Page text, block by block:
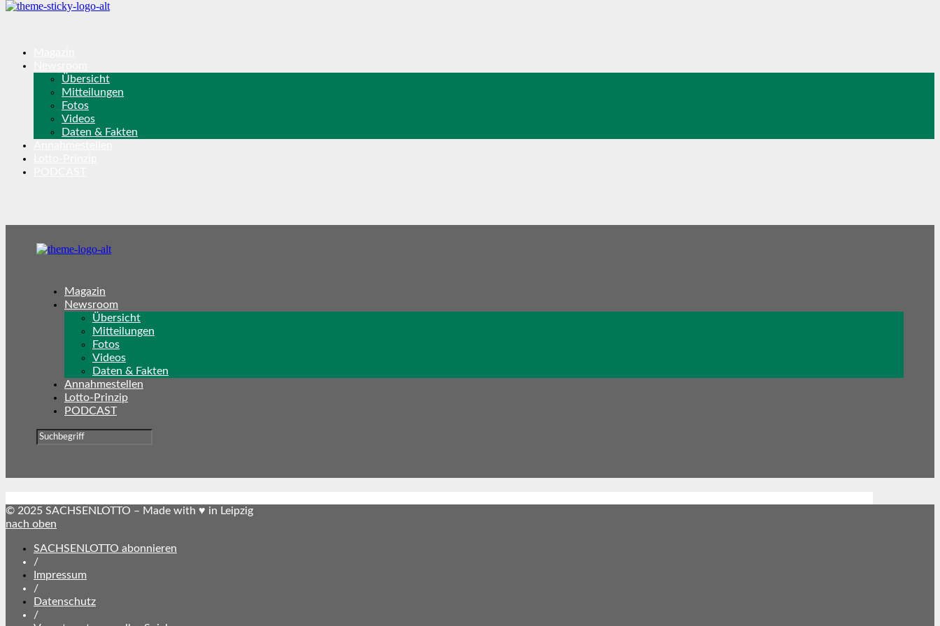
Übersicht
Mitteilungen
Fotos
Videos
Daten & Fakten
Magazin
Newsroom
Übersicht
Mitteilungen
Fotos
Videos
Daten & Fakten
Annahmestellen
Lotto-Prinzip
PODCAST
© 2025 SACHSENLOTTO – Made with ♥ in Leipzig
nach oben
SACHSENLOTTO abonnieren
/
Impressum
/
Datenschutz
/